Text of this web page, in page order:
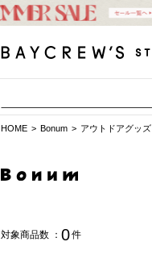
HOME Bonum アウトドアグッズ
対象商品数 ： 0件